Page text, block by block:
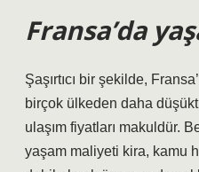
Fransa’da
Şaşırtıcı bir şekilde,
birçok ülkeden daha
ulaşım fiyatları makuldür.
yaşam maliyeti kira, kamu